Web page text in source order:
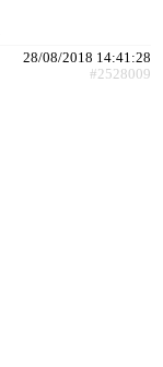
28/08/2018 14:41:28
#2528009